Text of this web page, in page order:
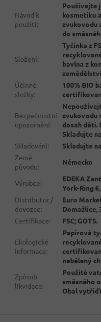
Návod k
použití:
Používejte
kosmetiku
zvukovodu
do
Složení:
Tyčinka z
bavlna z
Účinné
složky:
100% BIO
Bezpečnostní
upozornění:
zvukovodu
dosah dětí.
Skladujte
Skladování:
Skladujte
Země
původu:
Německo
Výrobce:
EDEKA
York-Ring
Distributor /
dovozce:
Euro
Domažlice,
Certifikace: FSC; GOTS.
Ekologické
informace:
Papírová
nebělený
Způsob
likvidace:
Použité
směsného
Obal